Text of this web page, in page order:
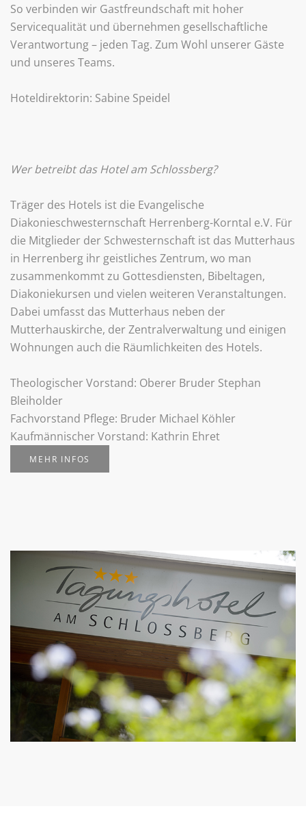
So verbinden wir Gastfreundschaft mit hoher
Servicequalität und übernehmen gesellschaftliche
Verantwortung – jeden Tag. Zum Wohl unserer Gäste
und unseres Teams.
Hoteldirektorin: Sabine Speidel
Wer betreibtdas Hotel am Schlossberg?
Träger des Hotels ist die Evangelische
Diakonieschwesternschaft Herrenberg-Korntal e.V. Für
die Mitglieder der Schwesternschaft ist das Mutterhaus
in Herrenberg ihr geistliches Zentrum, wo man
zusammenkommt zu Gottesdiensten, Bibeltagen,
Diakoniekursen und vielen weiteren Veranstaltungen.
Dabei umfasst das Mutterhaus neben der
Mutterhauskirche, der Zentralverwaltung und einigen
Wohnungen auch die Räumlichkeiten des Hotels.
Theologischer Vorstand: Oberer Bruder Stephan
Bleiholder
Fachvorstand Pflege: Bruder Michael Köhler
Kaufmännischer Vorstand: Kathrin Ehret
MEHR INFOS